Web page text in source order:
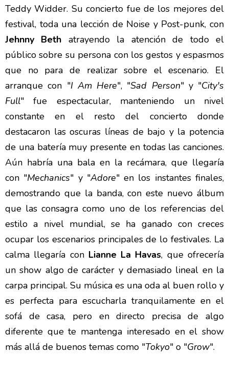
Teddy Widder. Su concierto fue de los mejores del
festival, toda una lección de Noise y Post-punk, con
Jehnny Beth atrayendo la atención de todo el
público sobre su persona con los gestos y espasmos
que no para de realizar sobre el escenario. El
arranque con "I Am Here", "Sad Person" y "City's
Full" fue espectacular, manteniendo un nivel
constante en el resto del concierto donde
destacaron las oscuras líneas de bajo y la potencia
de una batería muy presente en todas las canciones.
Aún habría una bala en la recámara, que llegaría
con "Mechanics" y "Adore" en los instantes finales,
demostrando que la banda, con este nuevo álbum
que las consagra como uno de los referencias del
estilo a nivel mundial, se ha ganado con creces
ocupar los escenarios principales de lo festivales. La
calma llegaría con Lianne La Havas, que ofrecería
un show algo de carácter y demasiado lineal en la
carpa principal. Su música es una oda al buen rollo y
es perfecta para escucharla tranquilamente en el
sofá de casa, pero en directo precisa de algo
diferente que te mantenga interesado en el show
más allá de buenos temas como "Tokyo" o "Grow".